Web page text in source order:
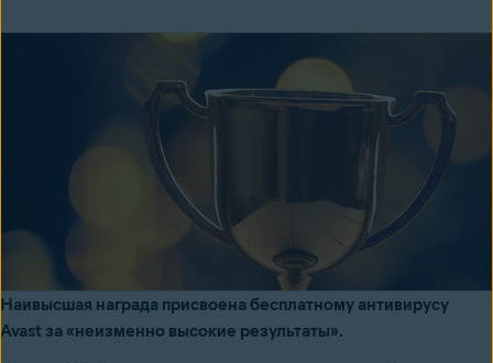
Наивысшая награда присвоена бесплатному антивирусу
Avast за «неизменно высокие результаты».